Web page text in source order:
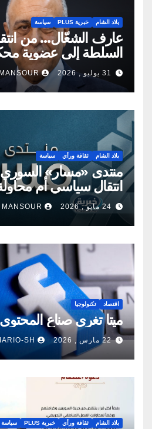
بلاد الشام خبرية PLUS سياسة
عارف الشعّال… من
السلطة إلى عضوية
السلطة
31 يوليو , 2026
بلاد الشام ثقافة ورأي سياسة
منتدى «مسار»
انتقال سياسي أم
جديدة؟
24 مايو , 2026
اقتصاد تكنولوجيا
ميتا تغري صناع
22 مارس , 2026 SH
بلاد الشام ثقافة ورأي خبرية PLUS سياسة